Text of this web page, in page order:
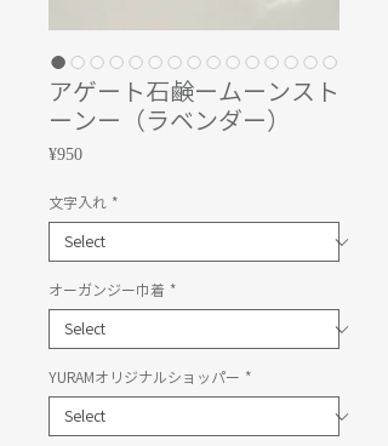
アゲート石鹸ームーンスト
ーンー（ラベンダー）
¥950Price
文字入れ *
オーガンジー巾着 *
YURAMオリジナルショッパー *